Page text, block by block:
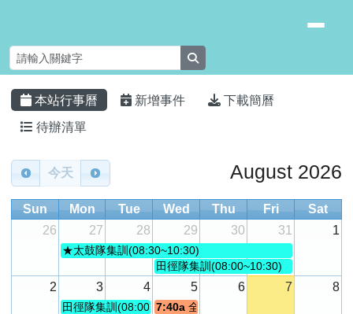
主內容區域
本站行事曆 新增事件
下載簡曆
待辦清單
Calendar
今天 August 2026
Sun Mon Tue Wed Thu Fri
Sat
26
27 28 29 30 31 1
★太鼓隊集訓(08:30~10:30)
田徑隊集訓(08:00~10:30)
2 3 4 5 6 7 8
田徑隊集訓(08:00~10:30)
7:40a 全校第一次返...
頁尾區域